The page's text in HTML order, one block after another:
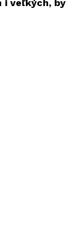
i veľkých, by